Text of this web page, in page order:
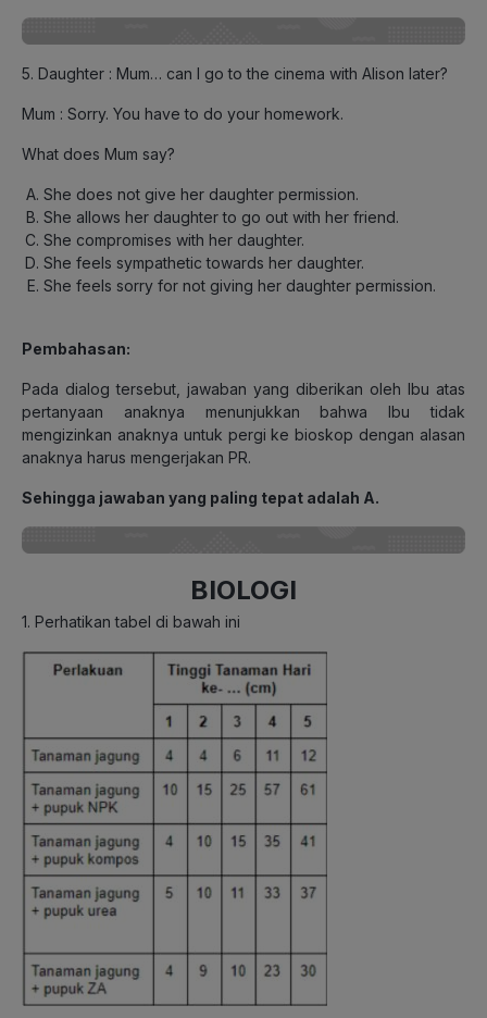
5. Daughter : Mum… can I go to the cinema with Alison later?
Mum : Sorry. You have to do your homework.
What does Mum say?
She does not give her daughter permission.
She allows her daughter to go out with her friend.
She compromises with her daughter.
She feels sympathetic towards her daughter.
She feels sorry for not giving her daughter permission.
Pembahasan:
Pada dialog tersebut, jawaban yang diberikan oleh Ibu atas
pertanyaan anaknya menunjukkan bahwa Ibu tidak
mengizinkan anaknya untuk pergi ke bioskop dengan alasan
anaknya harus mengerjakan PR.
Sehingga jawaban yang paling tepat adalah A.
BIOLOGI
1. Perhatikan tabel di bawah ini